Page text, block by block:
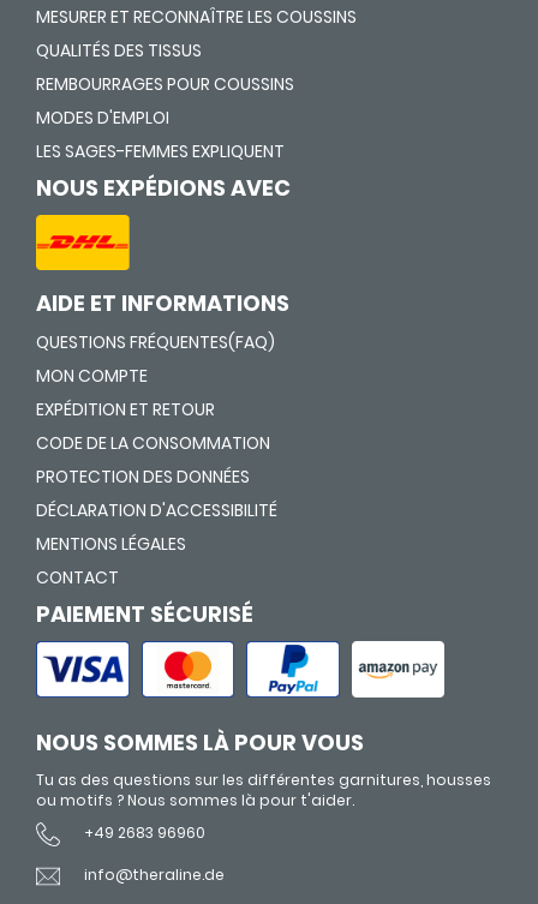
MESURER ET RECONNAÎTRE LES COUSSINS
QUALITÉS DES TISSUS
REMBOURRAGES POUR COUSSINS
MODES D'EMPLOI
LES SAGES-FEMMES EXPLIQUENT
NOUS EXPÉDIONS AVEC
AIDE ET INFORMATIONS
QUESTIONS FRÉQUENTES(FAQ)
MON COMPTE
EXPÉDITION ET RETOUR
CODE DE LA CONSOMMATION
PROTECTION DES DONNÉES
DÉCLARATION D'ACCESSIBILITÉ
MENTIONS LÉGALES
CONTACT
PAIEMENT SÉCURISÉ
NOUS SOMMES LÀ POUR VOUS
Tu as des questions sur les différentes garnitures, housses
ou motifs ? Nous sommes là pour t'aider.
+49 2683 96960
info@theraline.de